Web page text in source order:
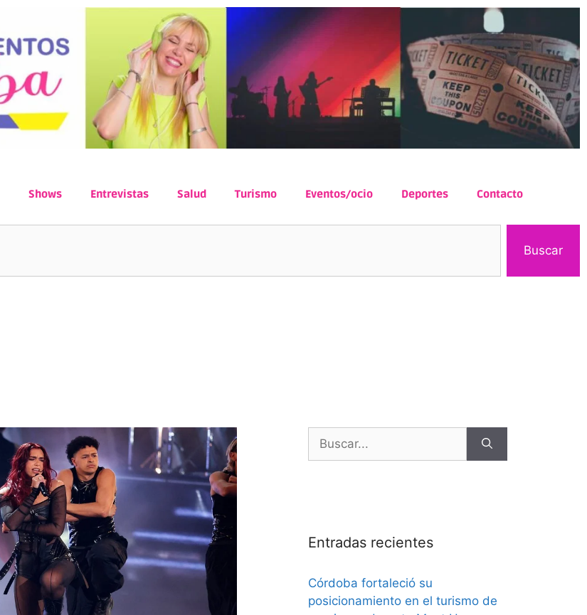
Shows Entrevistas Salud Turismo Eventos/ocio Deportes Contacto
Buscar
Entradas recientes
Córdoba fortaleció su
posicionamiento en el turismo de